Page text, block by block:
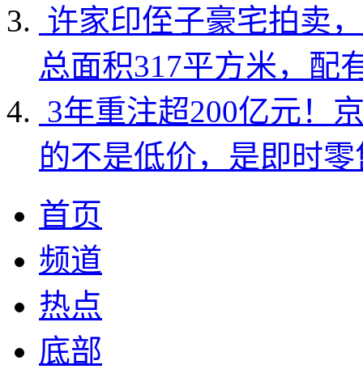
许家印侄子豪宅拍卖
总面积317平方米，配
3年重注超200亿元！
的不是低价，是即时
首页
频道
热点
底部